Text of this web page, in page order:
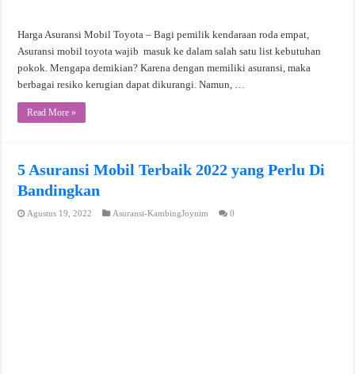
Harga Asuransi Mobil Toyota – Bagi pemilik kendaraan roda empat,
Asuransi mobil toyota wajib masuk ke dalam salah satu list kebutuhan
pokok. Mengapa demikian? Karena dengan memiliki asuransi, maka
berbagai resiko kerugian dapat dikurangi. Namun, …
Read More »
5 Asuransi Mobil Terbaik 2022 yang Perlu Di
Bandingkan
Agustus 19, 2022 Asuransi-KambingJoynim 0